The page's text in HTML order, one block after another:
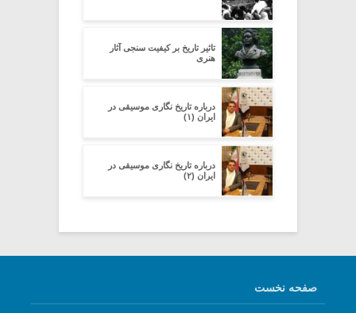
تاثیر تاریخ بر کیفیت سنجی آثار
هنری
درباره تاریخ نگاری موسیقی در
ایران (۱)
درباره تاریخ نگاری موسیقی در
ایران (۲)
صفحه نخست